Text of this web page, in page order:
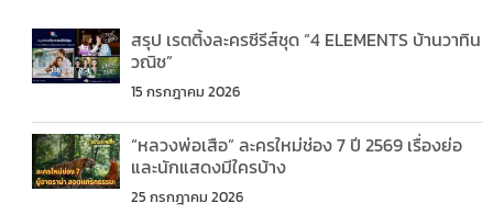
สรุป เรตติ้งละครซีรีส์ชุด “4 ELEMENTS บ้านวาทิน
วณิช”
15 กรกฎาคม 2026
“หลวงพ่อเสือ” ละครใหม่ช่อง 7 ปี 2569 เรื่องย่อ
และนักแสดงมีใครบ้าง
25 กรกฎาคม 2026